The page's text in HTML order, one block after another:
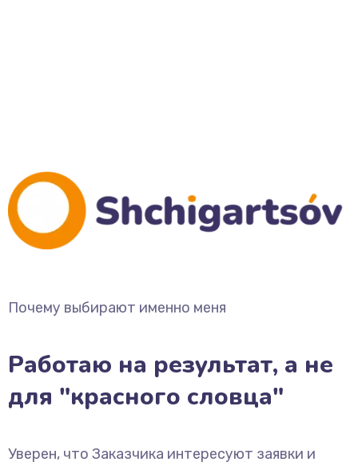
Почему выбирают именно меня
Работаю на результат, а не
для "красного словца"
Уверен, что Заказчика интересуют заявки и